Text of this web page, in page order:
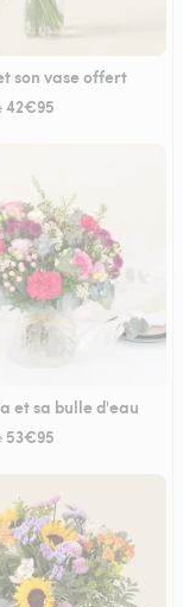
son vase offert
42€95
et sa bulle d'eau
53€95